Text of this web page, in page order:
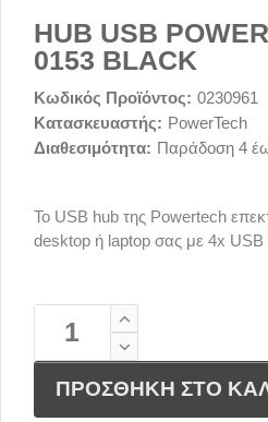
HUB USB
0153 BLACK
Κωδικός Προϊόντος: 0230961
Κατασκευαστής: PowerTech
Διαθεσιμότητα: Παράδοση 4
Το USB hub της Powertech
desktop ή laptop σας με 4x USB
ΠΡΟΣΘΗΚΗ ΣΤΟ